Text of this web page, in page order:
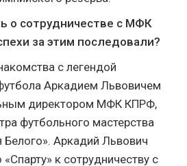
о сотрудничестве с МФК
за этим последовали?
с легендой
Аркадием Львовичем
директором МФК КПРФ,
футбольного мастерства
Аркадий Львович
к сотрудничеству с